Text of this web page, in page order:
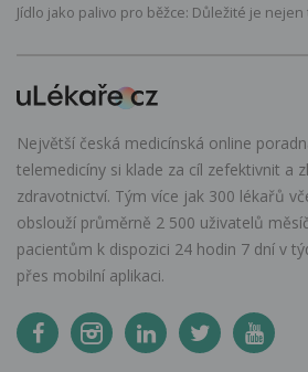
Jídlo jako palivo pro běžce: Důležité je
Největší česká medicínská online
telemedicíny si klade za cíl zefektivnit a
zdravotnictví. Tým více jak 300 lékařů
obslouží průměrně 2 500 uživatelů
pacientům k dispozici 24 hodin 7 dní v
přes mobilní aplikaci.